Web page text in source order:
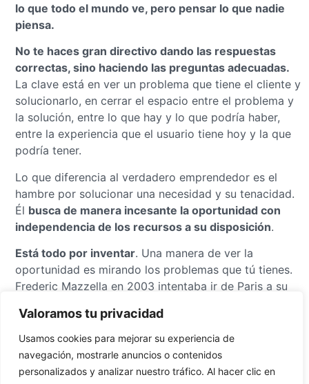
Valoramos tu privacidad
Usamos cookies para mejorar su experiencia de
navegación, mostrarle anuncios o contenidos
personalizados y analizar nuestro tráfico. Al hacer clic en
lo que todo el mundo ve, pero pensar lo que nadie
piensa.
No te haces gran directivo dando las respuestas
correctas, sino haciendo las preguntas adecuadas.
La clave está en ver un problema que tiene el cliente y
solucionarlo, en cerrar el espacio entre el problema y
la solución, entre lo que hay y lo que podría haber,
entre la experiencia que el usuario tiene hoy y la que
podría tener.
Lo que diferencia al verdadero emprendedor es el
hambre por solucionar una necesidad y su tenacidad.
Él busca de manera incesante la oportunidad con
independencia de los recursos a su disposición.
Está todo por inventar. Una manera de ver la
oportunidad es mirando los problemas que tú tienes.
Frederic Mazzella en 2003 intentaba ir de Paris a su
que tenía que haber gente haciendo el mismo viaje y
que estarían dispuestos a compartir los gastos. Su
problema era encontrarlos. Decidió solucionarlo
creandoBlaBlaCar.